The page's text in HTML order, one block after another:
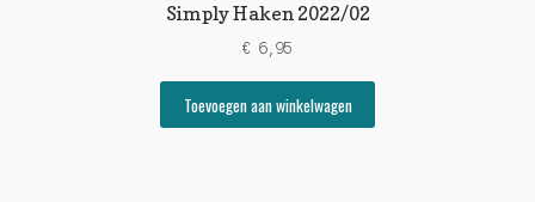
Simply Haken 2022/02
€ 6,95
Toevoegen aan winkelwagen